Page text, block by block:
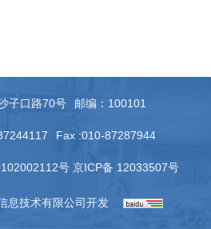
子口路70号 邮编：100101
Fax :010-87287944
号京ICP备 12033507号
息技术有限公司开发